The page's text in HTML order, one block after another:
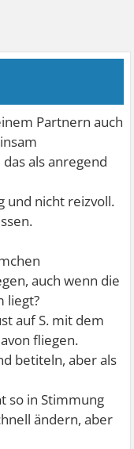
Partnern auch
als anregend
und nicht reizvoll.
auch wenn die
liegt?
auf S. mit dem
fliegen.
betiteln, aber als
so in Stimmung
ändern, aber